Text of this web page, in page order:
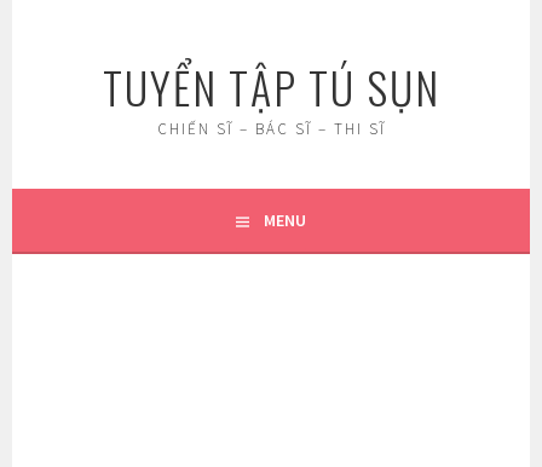
TUYỂN TẬP TÚ SỤN
CHIẾN SĨ – BÁC SĨ – THI SĨ
MENU